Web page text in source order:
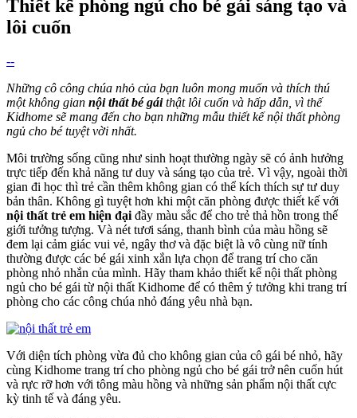
Thiết kế phòng ngủ cho bé gái sáng tạo và
lôi cuốn
--
Những cô công chúa nhỏ của bạn luôn mong muốn và thích thú
một không gian nội thất bé gáithật lôi cuốn và hấp dẫn, vì thế
Kidhome sẽ mang đến cho bạn những mẫu thiết kế nội thất phòng
ngủ cho bé tuyệt vời nhất.
Môi trường sống cũng như sinh hoạt thường ngày sẽ có ảnh hưởng
trực tiếp đến khả năng tư duy và sáng tạo của trẻ. Vì vậy, ngoài thời
gian đi học thì trẻ cần thêm không gian có thể kích thích sự tư duy
bản thân. Không gì tuyệt hơn khi một căn phòng được thiết kế với
nội thất trẻ em hiện đại đầy màu sắc để cho trẻ thả hồn trong thế
giới tưởng tượng. Và nét tươi sáng, thanh bình của màu hồng sẽ
đem lại cảm giác vui vẻ, ngây thơ và đặc biệt là vô cùng nữ tính
thường được các bé gái xinh xắn lựa chọn để trang trí cho căn
phòng nhỏ nhắn của mình. Hãy tham khảo thiết kế nội thất phòng
ngủ cho bé gái từ nội thất Kidhome để có thêm ý tưởng khi trang trí
phòng cho các công chúa nhỏ đáng yêu nhà bạn.
Với diện tích phòng vừa đủ cho không gian của cô gái bé nhỏ, hãy
cùng Kidhome trang trí cho phòng ngủ cho bé gái trở nên cuốn hút
và rực rỡ hơn với tông màu hồng và những sản phẩm nội thất cực
kỳ tinh tế và đáng yêu.